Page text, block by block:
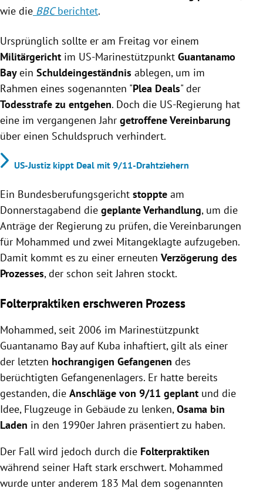
wie die BBCberichtet.
Ursprünglich sollte er am Freitag vor einem
Militärgericht im US-Marinestützpunkt Guantanamo
Bayein Schuldeingeständnis ablegen, um im
Rahmen eines sogenannten "Plea Deals" der
Todesstrafe zu entgehen. Doch die US-Regierung hat
eine im vergangenen Jahr getroffene Vereinbarung
über einen Schuldspruch verhindert.
US-Justiz kippt Deal mit 9/11-Drahtziehern
Ein Bundesberufungsgericht stoppte am
Donnerstagabend die geplante Verhandlung, um die
Anträge der Regierung zu prüfen, die Vereinbarungen
für Mohammed und zwei Mitangeklagte aufzugeben.
Damit kommt es zu einer erneuten Verzögerung des
Prozesses, der schon seit Jahren stockt.
Folterpraktiken erschweren Prozess
Mohammed, seit 2006 im Marinestützpunkt
Guantanamo Bay auf Kuba inhaftiert, gilt als einer
der letzten hochrangigen Gefangenen des
berüchtigten Gefangenenlagers. Er hatte bereits
gestanden, die Anschläge von 9/11 geplant und die
Idee, Flugzeuge in Gebäude zu lenken,Osama bin
Laden in den 1990er Jahren präsentiert zu haben.
Der Fall wird jedoch durch die Folterpraktiken
während seiner Haft stark erschwert. Mohammed
wurde unter anderem 183 Mal dem sogenannten